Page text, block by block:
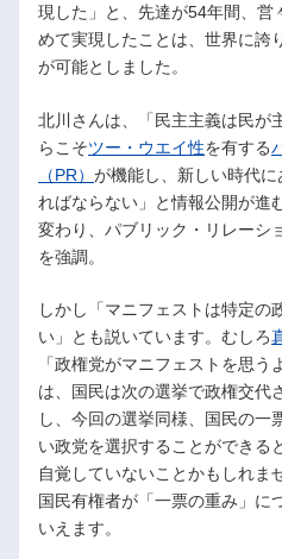
現した」と、先達が54年間、営
めて実現したことは、世界に誇
が可能としました。
北川さんは、「民主主義は民が
らこそツー・ウエイ性を有する
（PR） が機能し、新しい時代
ればならない」と情報公開が進
変わり、パブリック・リレーシ
を強調。
しかし「マニフェストは特定の
い」とも説いています。むしろ
「政権党がマニフェストを思う
は、国民は次の選挙で政権交代
し、今回の選挙同様、国民の一
い政党を選択することができる
自覚していないことかもしれま
国民有権者が「一票の重み」に
いえます。